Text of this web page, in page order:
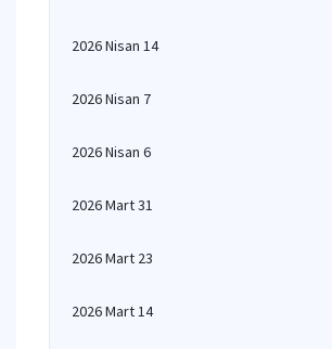
2026 Nisan 14
2026 Nisan 7
2026 Nisan 6
2026 Mart 31
2026 Mart 23
2026 Mart 14